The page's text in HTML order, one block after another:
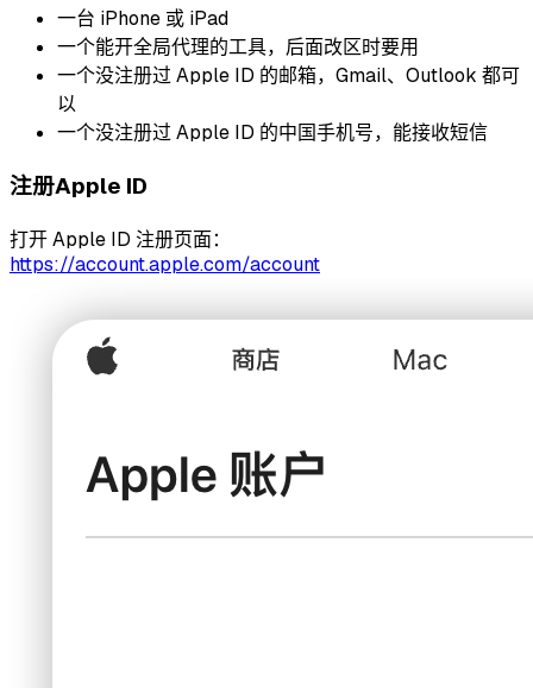
一台 iPhone 或 iPad
一个能开全局代理的工具，后面改区时要用
一个没注册过 Apple ID 的邮箱，Gmail、Outlook 都可
以
一个没注册过 Apple ID 的中国手机号，能接收短信
注册Apple ID
打开 Apple ID 注册页面：
https://account.apple.com/account